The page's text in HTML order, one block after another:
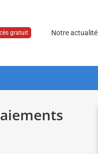
gratuit Notre actualité